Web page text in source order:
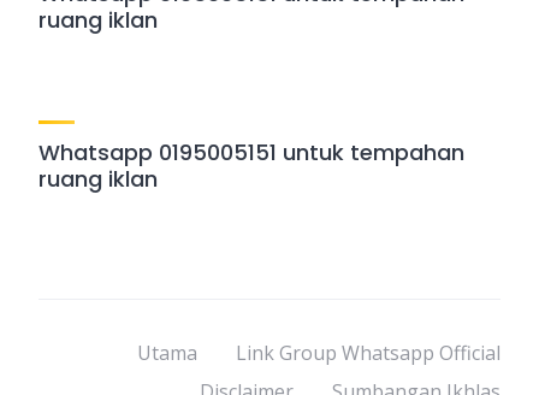
ruang iklan
Whatsapp 0195005151 untuk tempahan
ruang iklan
Utama
Link Group Whatsapp Official